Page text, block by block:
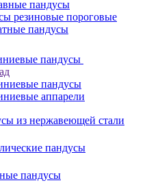
пандусы
резиновые пороговые
пандусы
пандусы
пандусы
аппарели
из нержавеющей стали
пандусы
пандусы